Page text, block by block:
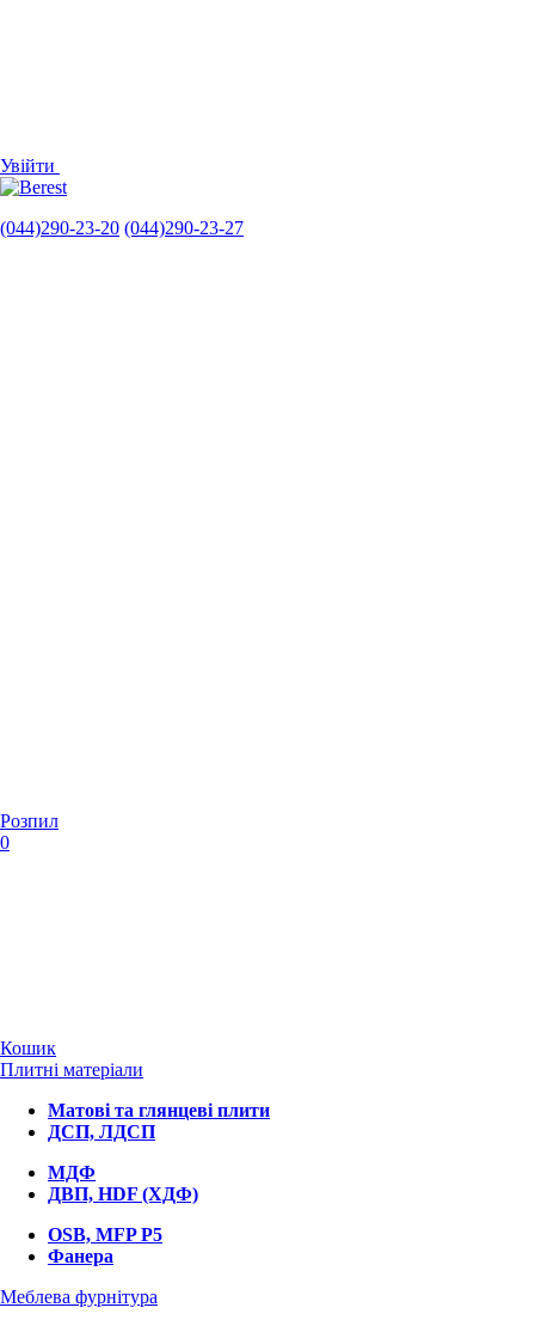
Увійти
(044)290-23-20 (044)290-23-27
Розпил
0
Кошик
Плитні матеріали
Матові та глянцеві плити
ДСП, ЛДСП
МДФ
ДВП, HDF (ХДФ)
OSB, MFP P5
Фанера
Меблева фурнітура